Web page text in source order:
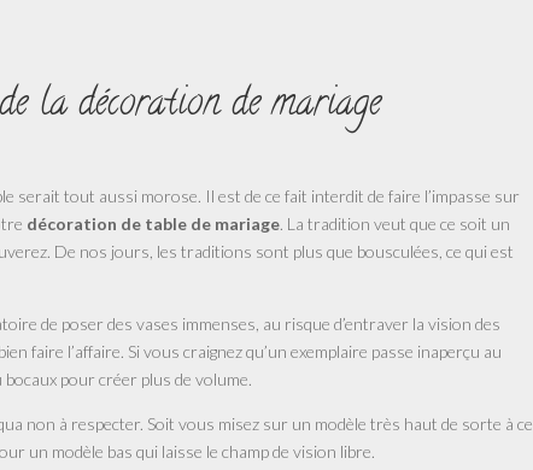
la décoration de mariage
serait tout aussi morose. Il est de ce fait interdit de faire l’impasse sur
décoration de table de mariage. La tradition veut que ce soit un
De nos jours, les traditions sont plus que bousculées, ce qui est
de poser des vases immenses, au risque d’entraver la vision des
faire l’affaire. Si vous craignez qu’un exemplaire passe inaperçu au
pour créer plus de volume.
non à respecter. Soit vous misez sur un modèle très haut de sorte à ce
un modèle bas qui laisse le champ de vision libre.